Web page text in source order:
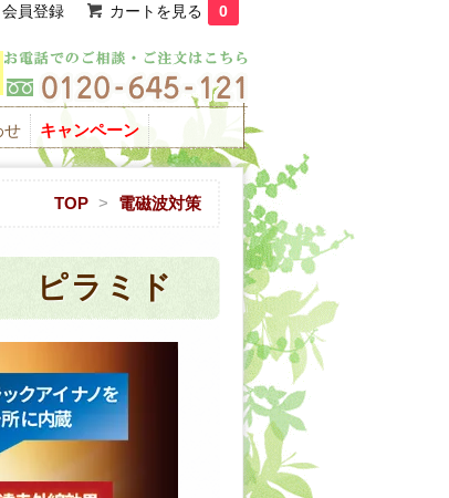
会員登録 カートを見る 0
せ キャンペーン
> 電磁波対策
ピラミド